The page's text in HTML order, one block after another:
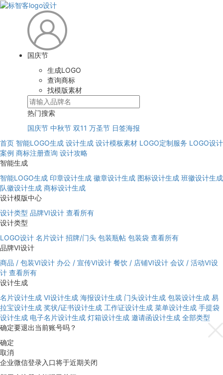
国庆节
生成LOGO
查询商标
找模版素材
热门搜索
国庆节 中秋节 双11 万圣节 日签海报
首页 智能LOGO生成 设计生成 设计模板素材 LOGO定制服务 LOGO设计
案例 商标注册查询 设计攻略
智能生成
智能LOGO生成 印章设计生成 徽章设计生成 图标设计生成 班徽设计生成
队徽设计生成 商标设计生成
设计模版中心
设计类型 品牌VI设计 查看所有
设计类型
LOGO设计 名片设计 招牌/门头 包装瓶帖 包装袋 查看所有
品牌VI设计
商品 / 包装VI设计 办公 / 宣传VI设计 餐饮 / 店铺VI设计 会议 / 活动VI设
计 查看所有
设计生成
名片设计生成 VI设计生成 海报设计生成 门头设计生成 包装设计生成 易
拉宝设计生成 奖状/证书设计生成 工作证设计生成 菜单设计生成 手提袋
设计生成 电子名片设计生成 灯箱设计生成 邀请函设计生成 全部类型
确定要退出当前账号吗？
确定
取消
企业微信登录入口将于近期关闭